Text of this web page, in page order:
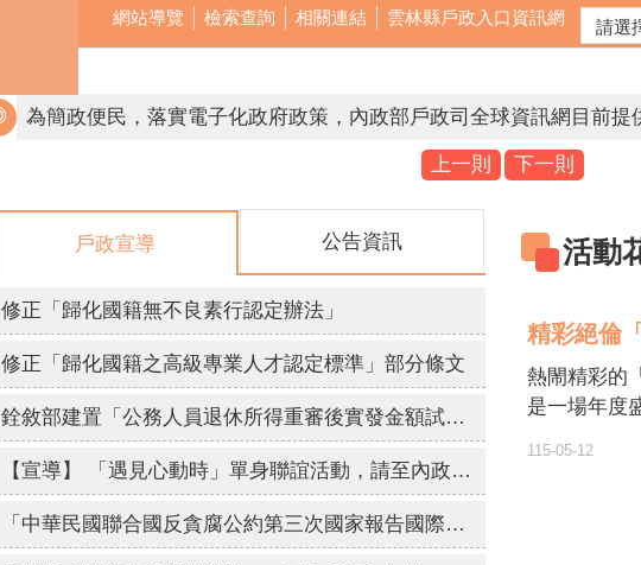
網站導覽 檢索查詢 相關連結 雲林縣戶政入口資訊網
不買票、不賣票 法務部檢舉賄選專線0800-024-099。
不買票、不賣票 法務部檢舉賄選專線0800-024-099。
檢舉賄選 人人有責 檢舉專線0800024099 檢舉獎金最高新台幣1500萬
互傳裸露私密照已觸法，拒絕兒少性剝削，不拍、不持有、不下載
網路旅程，不留傷痕，防治數位性暴力「iWIN網路內容防護機構」
上一則 下一則
戶政宣導 公告資訊
修正「歸化國籍無不良素行認定辦法」
修正「歸化國籍之高級專業人才認定標準」部分條文
銓敘部建置「公務人員退休所得重審後實發金額試算器」，請退休人員多加利用。
【宣導】 「遇見心動時」單身聯誼活動，請至內政部戶政司全球資訊網查詢。
「中華民國聯合國反貪腐公約第三次國家報告國際審查會議」訂於115年8月24日至28日舉辦。
活動
精彩絕倫
115-05-12
熱閙精彩的
是一場年度
我們一起從